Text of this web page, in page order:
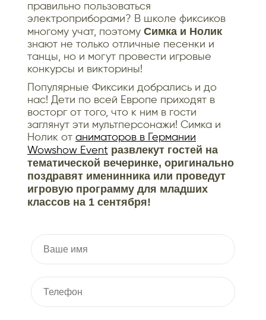
правильно пользоваться
электроприборами? В школе фиксиков
многому учат, поэтому Симка и Нолик
знают не только отличные песенки и
танцы, но и могут провести игровые
конкурсы и викторины!
Популярные Фиксики добрались и до
нас! Дети по всей Европе приходят в
восторг от того, что к ним в гости
заглянут эти мультперсонажи! Симка и
Нолик от аниматоров в Германии
Wowshow Event развлекут гостей на
тематической вечеринке, оригинально
поздравят именинника или проведут
игровую программу для младших
классов на 1 сентября!